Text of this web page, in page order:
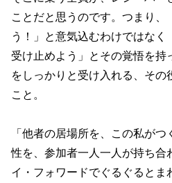
ことだと思うのです。つまり、
う！」と意気込むわけではな
受け止めよう」とその覚悟を
をしっかりと受け入れる、その
こと。
「他者の居場所を、この私が
性を、参加者一人一人が持ち合
イ・フォワードでぐるぐるとま